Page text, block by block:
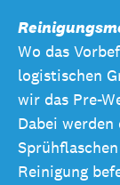
Wo das
logistischen
wir das Pre-
Dabei
Reinigung